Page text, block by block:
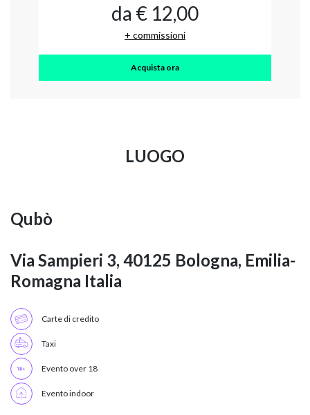
da € 12,00
+ commissioni
Acquista ora
LUOGO
Qubò
Via Sampieri 3, 40125 Bologna, Emilia-
Romagna Italia
Carte di credito
Taxi
Evento over 18
Evento indoor